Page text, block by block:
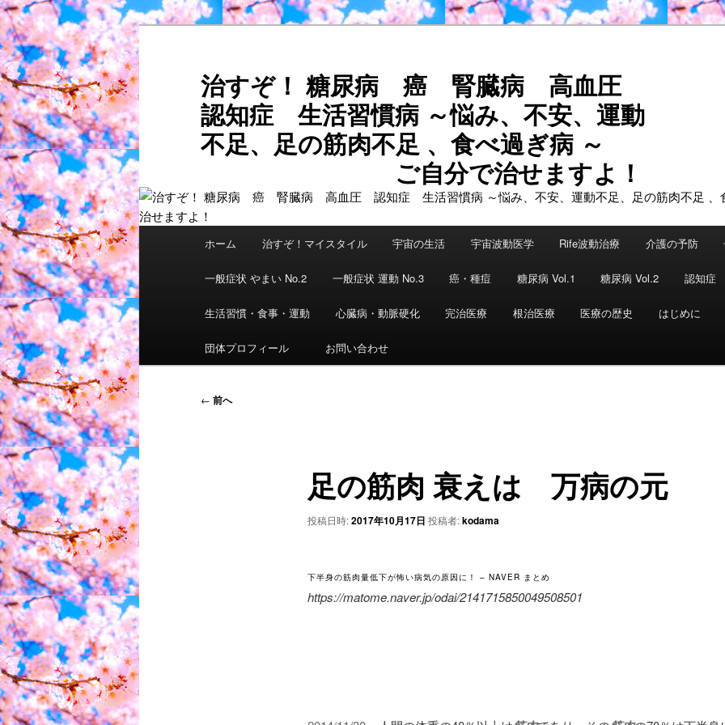
メ
イ
ン
コ
ン
テ
ン
ツ
へ
移
動
治すぞ！ 糖尿病 癌 腎臓病 高血圧
認知症 生活習慣病 ～悩み、不安、運動
不足、足の筋肉不足 、食べ過ぎ病 ～
ご自分で治せますよ！
ホーム 治すぞ！マイスタイル 宇宙の生活 宇宙波動医学 Rife波動治療 介護の予防
一般症状 やまい No.2 一般症状 運動 No.3 癌・種痘 糖尿病 Vol.1 糖尿病 Vol.2 認知症
生活習慣・食事・運動 心臓病・動脈硬化 完治医療 根治医療 医療の歴史 はじめに
団体プロフィール お問い合わせ
投
← 前へ
足の筋肉 衰えは 万病の元
投稿日時:2017年10月17日 投稿者:kodama
下半身の筋肉量低下が怖い病気の原因に！ – NAVER まとめ
https://matome.naver.jp/odai/2141715850049508501